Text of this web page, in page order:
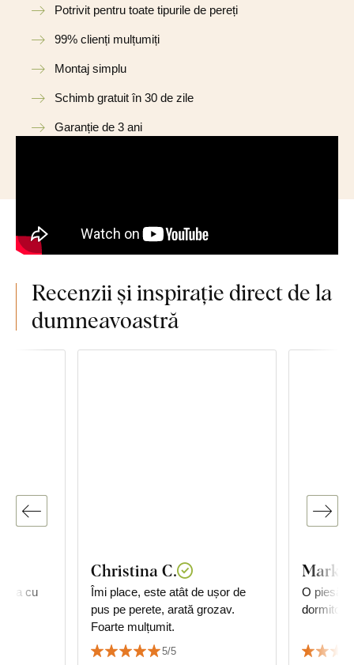
Potrivit pentru toate tipurile de pereți
99% clienți mulțumiți
Montaj simplu
Schimb gratuit în 30 de zile
Garanție de 3 ani
Recenzii și inspirație direct de la
dumneavoastră
cu
Christina C.
Îmi place, este atât de ușor de
pus pe perete, arată grozav.
Foarte mulțumit.
5/5
O piesă
dormitor.